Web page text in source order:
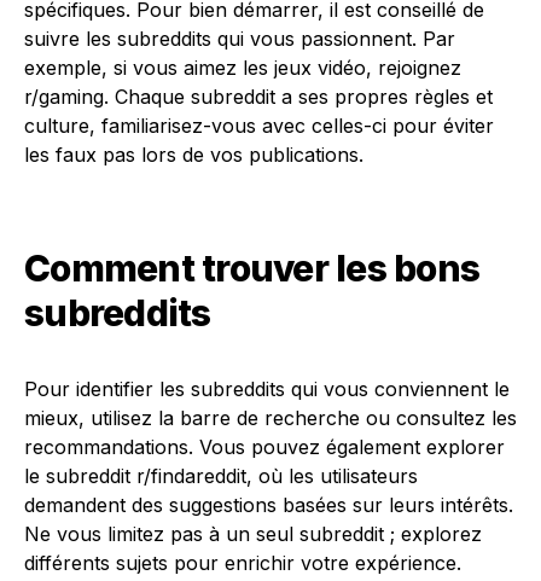
spécifiques. Pour bien démarrer, il est conseillé de
suivre les subreddits qui vous passionnent. Par
exemple, si vous aimez les jeux vidéo, rejoignez
r/gaming. Chaque subreddit a ses propres règles et
culture, familiarisez-vous avec celles-ci pour éviter
les faux pas lors de vos publications.
Comment trouver les bons
subreddits
Pour identifier les subreddits qui vous conviennent le
mieux, utilisez la barre de recherche ou consultez les
recommandations. Vous pouvez également explorer
le subreddit r/findareddit, où les utilisateurs
demandent des suggestions basées sur leurs intérêts.
Ne vous limitez pas à un seul subreddit ; explorez
différents sujets pour enrichir votre expérience.